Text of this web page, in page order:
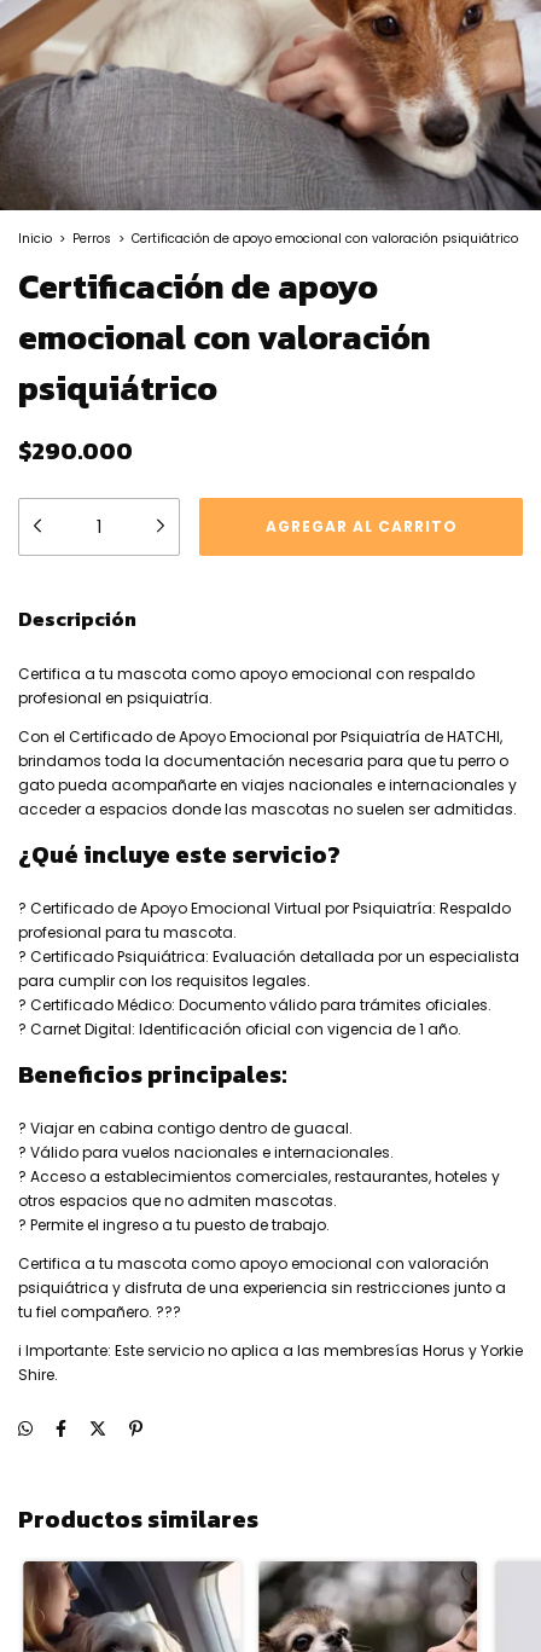
Inicio > Perros > Certificación de apoyo emocional con valoración psiquiátrico
Certificación de apoyo
emocional con valoración
psiquiátrico
$290.000
Descripción
Certifica a tu mascota como apoyo emocional con respaldo
profesional en psiquiatría.
Con el Certificado de Apoyo Emocional por Psiquiatría de HATCHI,
brindamos toda la documentación necesaria para que tu perro o
gato pueda acompañarte en viajes nacionales e internacionales y
acceder a espacios donde las mascotas no suelen ser admitidas.
¿Qué incluye este servicio?
? Certificado de Apoyo Emocional Virtual por Psiquiatría: Respaldo
profesional para tu mascota.
? Certificado Psiquiátrica: Evaluación detallada por un especialista
para cumplir con los requisitos legales.
? Certificado Médico: Documento válido para trámites oficiales.
? Carnet Digital: Identificación oficial con vigencia de 1 año.
Beneficios principales:
? Viajar en cabina contigo dentro de guacal.
? Válido para vuelos nacionales e internacionales.
? Acceso a establecimientos comerciales, restaurantes, hoteles y
otros espacios que no admiten mascotas.
? Permite el ingreso a tu puesto de trabajo.
Certifica a tu mascota como apoyo emocional con valoración
psiquiátrica y disfruta de una experiencia sin restricciones junto a
tu fiel compañero. ???
i Importante: Este servicio no aplica a las membresías Horus y Yorkie
Shire.
Productos similares